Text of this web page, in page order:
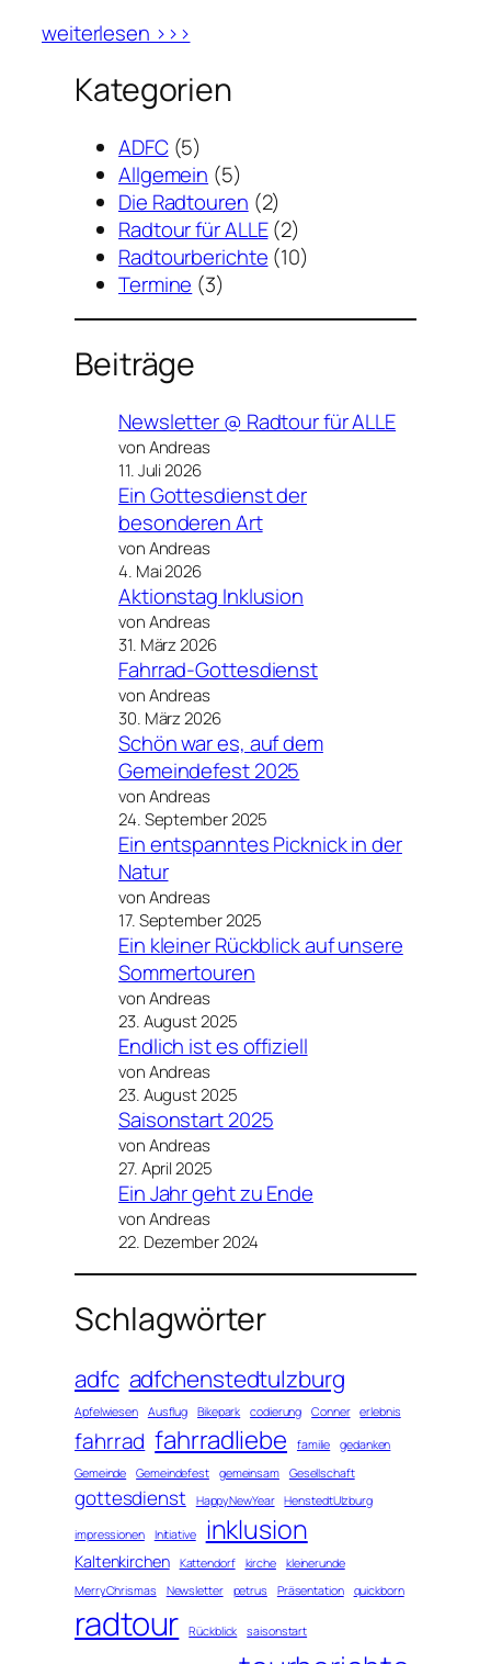
weiterlesen >>>
Kategorien
ADFC(5)
Allgemein (5)
Die Radtouren (2)
Radtour für ALLE(2)
Radtourberichte (10)
Termine (3)
Beiträge
Newsletter @ Radtour für ALLE
von Andreas
11. Juli 2026
Ein Gottesdienst der
besonderen Art
von Andreas
4. Mai 2026
Aktionstag Inklusion
von Andreas
31. März 2026
Fahrrad-Gottesdienst
von Andreas
30. März 2026
Schön war es, auf dem
Gemeindefest 2025
von Andreas
24. September 2025
Ein entspanntes Picknick in der
Natur
von Andreas
17. September 2025
Ein kleiner Rückblick auf unsere
Sommertouren
von Andreas
23. August 2025
Endlich ist es offiziell
von Andreas
23. August 2025
Saisonstart 2025
von Andreas
27. April 2025
Ein Jahr geht zu Ende
von Andreas
22. Dezember 2024
Schlagwörter
adfc adfchenstedtulzburg
Apfelwiesen Ausflug Bikepark codierung Conner erlebnis
fahrrad fahrradliebe familie
gedanken
Gemeinde
Gemeindefest gemeinsam Gesellschaft
gottesdienst HappyNewYear HenstedtUlzburg
impressionen Initiative inklusion
Kaltenkirchen Kattendorf kirche
kleinerunde
MerryChrismas
Newsletter petrus Präsentation quickborn
radtour Rückblick saisonstart